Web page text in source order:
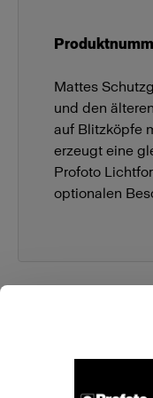
Mattes
und den
auf Blitzköpfe
erzeugt eine
Profoto
optionalen
Über uns